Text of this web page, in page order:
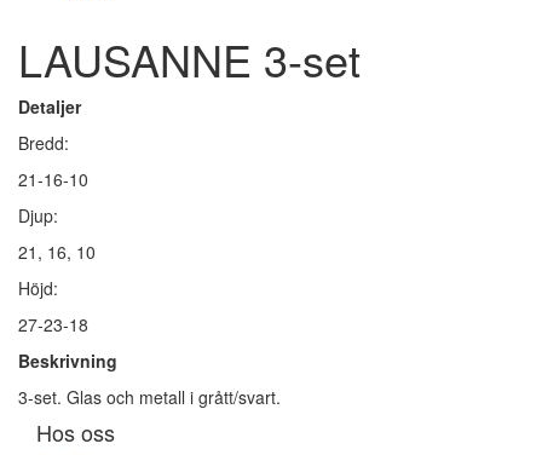
LAUSANNE 3-set
Detaljer
Bredd:
21-16-10
Djup:
21, 16, 10
Höjd:
27-23-18
Beskrivning
3-set. Glas och metall i grått/svart.
Hos oss